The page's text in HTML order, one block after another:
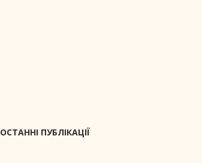
ОСТАННІ ПУБЛІКАЦІЇ